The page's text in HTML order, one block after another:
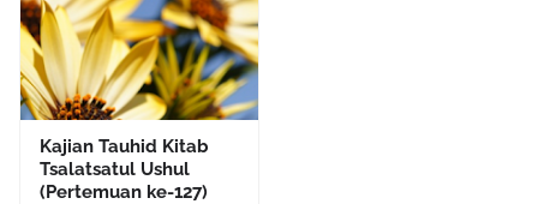
Kajian Tauhid Kitab
Tsalatsatul Ushul
(Pertemuan ke-127)